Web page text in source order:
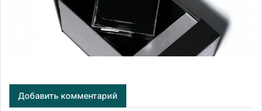
Добавить комментарий